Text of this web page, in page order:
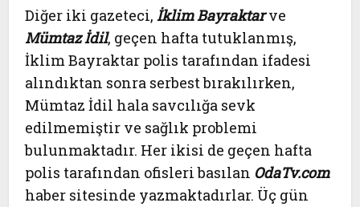
Diğer iki gazeteci,İklim Bayraktarve
Mümtaz İdil, geçen hafta tutuklanmış,
İklim Bayraktar polis tarafından ifadesi
alındıktan sonra serbest bırakılırken,
Mümtaz İdil hala savcılığa sevk
edilmemiştir ve sağlık problemi
bulunmaktadır. Her ikisi de geçen hafta
polis tarafından ofisleri basılan OdaTv.com
haber sitesinde yazmaktadırlar. Üç gün